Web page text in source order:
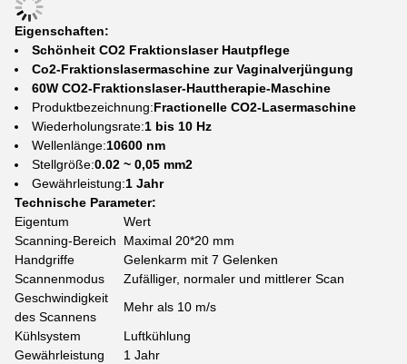
Eigenschaften:
Schönheit CO2 Fraktionslaser Hautpflege
Co2-Fraktionslasermaschine zur Vaginalverjüngung
60W CO2-Fraktionslaser-Hauttherapie-Maschine
Produktbezeichnung:Fractionelle CO2-Lasermaschine
Wiederholungsrate:1 bis 10 Hz
Wellenlänge:10600 nm
Stellgröße:0.02 ~ 0,05 mm2
Gewährleistung:1 Jahr
Technische Parameter:
Eigentum
Wert
Scanning-Bereich
Maximal 20*20 mm
Handgriffe
Gelenkarm mit 7 Gelenken
Scannenmodus
Zufälliger, normaler und mittlerer Scan
Geschwindigkeit
des Scannens
Mehr als 10 m/s
Kühlsystem
Luftkühlung
Gewährleistung
1 Jahr